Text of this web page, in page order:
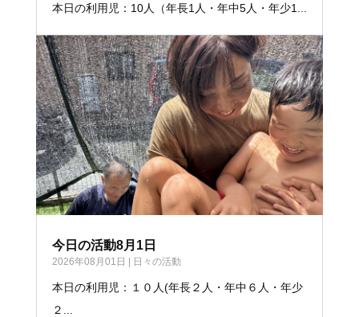
本日の利用児：10人（年長1人・年中5人・年少1...
今日の活動8月1日
2026年08月01日 日々の活動
本日の利用児：１０人(年長２人・年中６人・年少
２...